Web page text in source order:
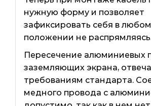
нужную форму и позволяет
зафиксировать себя в любом
положении не
Пересечение алюминиевых
заземляющих экрана,
требованиям стандарта.
медного провода с